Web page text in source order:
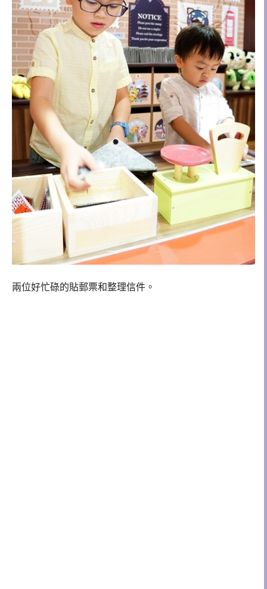
兩位好忙碌的貼郵票和整理信件。